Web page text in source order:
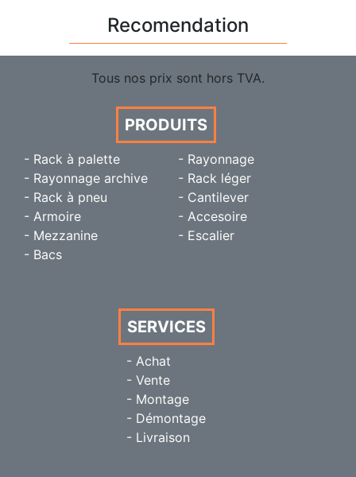
Recomendation
Tous nos prix sont hors TVA.
PRODUITS
- Rack à palette
- Rayonnage
- Rayonnage archive
- Rack léger
- Rack à pneu
- Cantilever
- Armoire
- Accesoire
- Mezzanine
- Escalier
- Bacs
SERVICES
- Achat
- Vente
- Montage
- Démontage
- Livraison